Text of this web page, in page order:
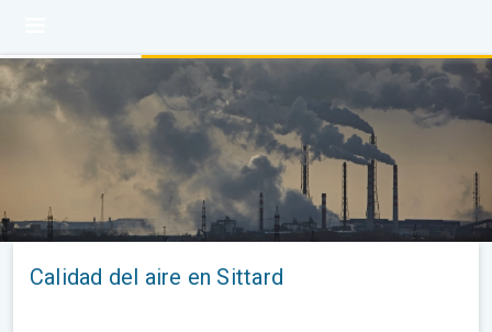
Calidad del aire en Sittard